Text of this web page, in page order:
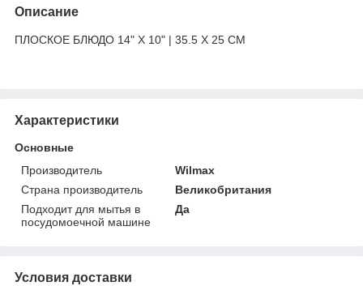
Описание
ПЛОСКОЕ БЛЮДО 14" X 10" | 35.5 X 25 CM
Характеристики
Основные
Производитель
Wilmax
Страна производитель
Великобритания
Подходит для мытья в
посудомоечной машине
Да
Условия доставки